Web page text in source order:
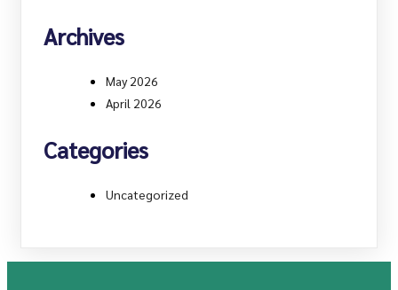
Archives
May 2026
April 2026
Categories
Uncategorized